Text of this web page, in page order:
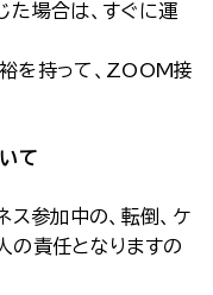
た場合は、すぐに運
を持って、ZOOM接
て
ス参加中の、転倒、ケ
の責任となりますの